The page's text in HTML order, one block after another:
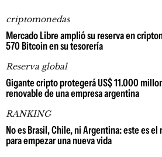
criptomonedas
Mercado Libre amplió su reserva en
570 Bitcoin en su tesorería
Reserva global
Gigante cripto protegerá US$ 11.000
renovable de una empresa argentina
RANKING
No es Brasil, Chile, ni Argentina: este es
para empezar una nueva vida